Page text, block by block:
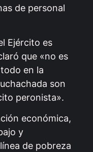
de personal
Ejército es
que «no es
en la
son
peronista».
económica,
y
de pobreza